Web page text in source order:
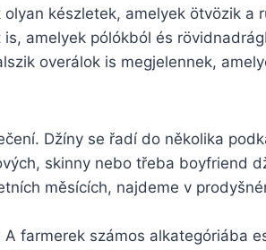
készletek, amelyek ötvözik a
amelyek pólókból és
overálok is megjelennek,
Džíny se řadí do několika
skinny nebo třeba boyfriend
měsících, najdeme v
farmerek számos alkategóriába